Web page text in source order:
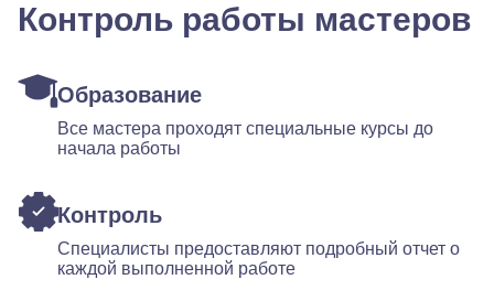
Контроль работы мастеров
Образование
Все мастера проходят специальные курсы до
начала работы
Контроль
Специалисты предоставляют подробный отчет о
каждой выполненной работе